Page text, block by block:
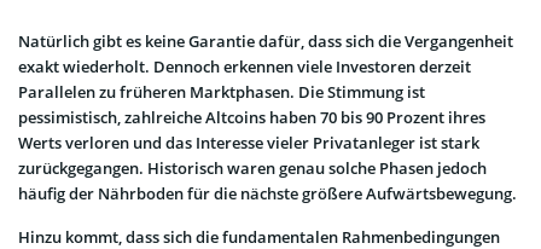
Natürlich gibt es keine Garantie dafür, dass sich die Vergangenheit
exakt wiederholt. Dennoch erkennen viele Investoren derzeit
Parallelen zu früheren Marktphasen. Die Stimmung ist
pessimistisch, zahlreiche Altcoins haben 70 bis 90 Prozent ihres
Werts verloren und das Interesse vieler Privatanleger ist stark
zurückgegangen. Historisch waren genau solche Phasen jedoch
häufig der Nährboden für die nächste größere Aufwärtsbewegung.
Hinzu kommt, dass sich die fundamentalen Rahmenbedingungen